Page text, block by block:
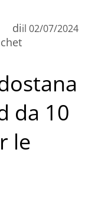
diil 02/07/2024
da 10
le